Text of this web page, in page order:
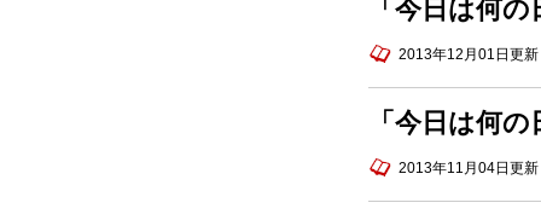
「今日は何
2013年12月01日更新
「今日は何
2013年11月04日更新